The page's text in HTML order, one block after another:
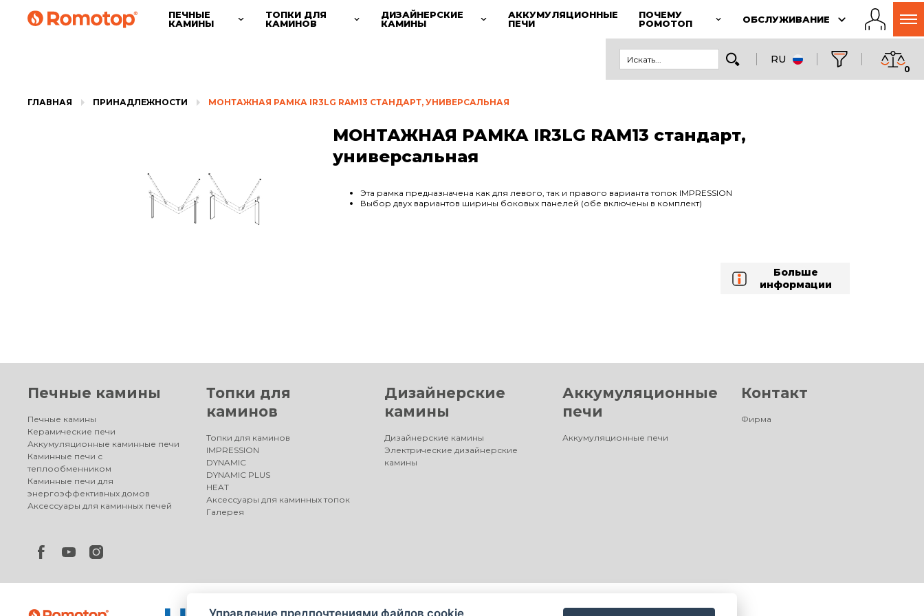
ПЕЧНЫЕ
КАМИНЫ
ТОПКИ ДЛЯ
КАМИНОВ
ДИЗАЙНЕРСКИЕ
КАМИНЫ
АККУМУЛЯЦИОННЫЕ
ПЕЧИ
ПОЧЕМУ
РОМОТОП
ОБСЛУЖИВАНИЕ
RU
0
ГЛАВНАЯ ПРИНАДЛЕЖНОСТИ МОНТАЖНАЯ РАМКА IR3LG RAM13 СТАНДАРТ, УНИВЕРСАЛЬНАЯ
МОНТАЖНАЯ РАМКА IR3LG RAM13 стандарт,
универсальная
Эта рамка предназначена как для левого, так и правого варианта топок IMPRESSION
Выбор двух вариантов ширины боковых панелей (обе включены в комплект)
Больше
информации
Печные камины
Печные камины
Керамические печи
Аккумуляционные каминные печи
Каминные печи с
теплообменником
Каминные печи для
энергоэффективных домов
Аксессуары для каминных печей
Топки для
каминов
Топки для каминов
IMPRESSION
DYNAMIC
DYNAMIC PLUS
HEAT
Аксессуары для каминных топок
Галерея
Дизайнерские
камины
Дизайнерские камины
Электрические дизайнерские
камины
Аккумуляционные
печи
Аккумуляционные печи
Контакт
Фирма
Управление предпочтениями файлов cookie